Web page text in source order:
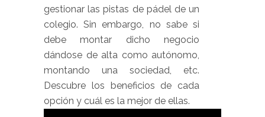
gestionar las pistas de pádel de un
colegio. Sin embargo, no sabe si
debe montar dicho negocio
dándose de alta como autónomo,
montando una sociedad, etc.
Descubre los beneficios de cada
opción y cuál es la mejor de ellas.